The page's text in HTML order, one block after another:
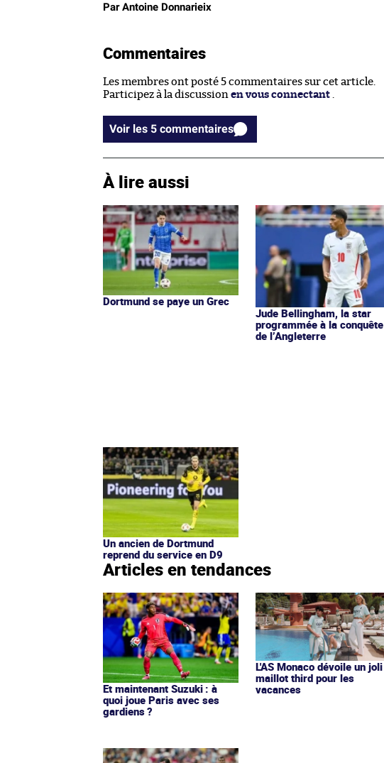
Par Antoine Donnarieix
Commentaires
Les membres ont posté 5 commentaires sur cet article.
Participez à la discussion en vous connectant .
Voir les 5 commentaires
À lire aussi
Dortmund se paye un Grec
Jude Bellingham, la star
programmée à la conquête
de l’Angleterre
Un ancien de Dortmund
reprend du service en D9
Articles en tendances
Et maintenant Suzuki : à
quoi joue Paris avec ses
gardiens ?
L'AS Monaco dévoile un joli
maillot third pour les
vacances